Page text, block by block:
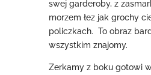
swej garderoby, z
morzem łez jak grochy
policzkach. To obraz
wszystkim znajomy.
Zerkamy z boku gotowi